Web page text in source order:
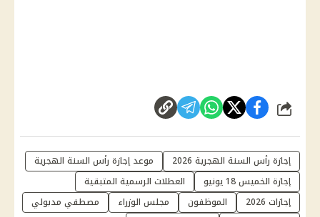
شارك
إجازة رأس السنة الهجرية 2026
موعد إجازة رأس السنة الهجرية
إجازة الخميس 18 يونيو
العطلات الرسمية المتبقية
إجازات 2026
الموظفون مجلس الوزراء
مصطفي مدبولي